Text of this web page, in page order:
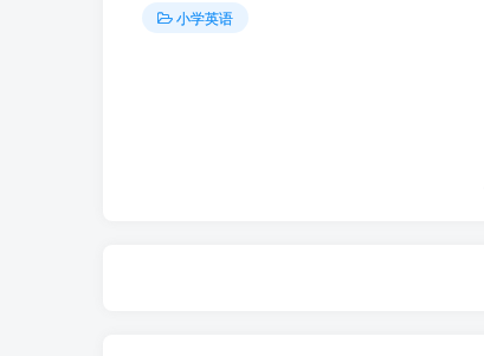
小学英语